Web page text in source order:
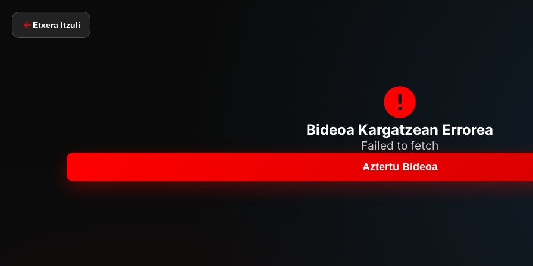
Etxera Itzuli
Bideoa Kargatzean Errorea
Failed to fetch
Aztertu Bideoa